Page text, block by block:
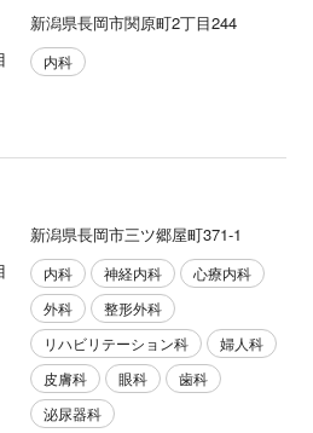
新潟県長岡市関原町2丁目244
内科
新潟県長岡市三ツ郷屋町371-1
内科 神経内科
心療内科
外科
整形外科
リハビリテーション科
婦人科
皮膚科
眼科
歯科
泌尿器科